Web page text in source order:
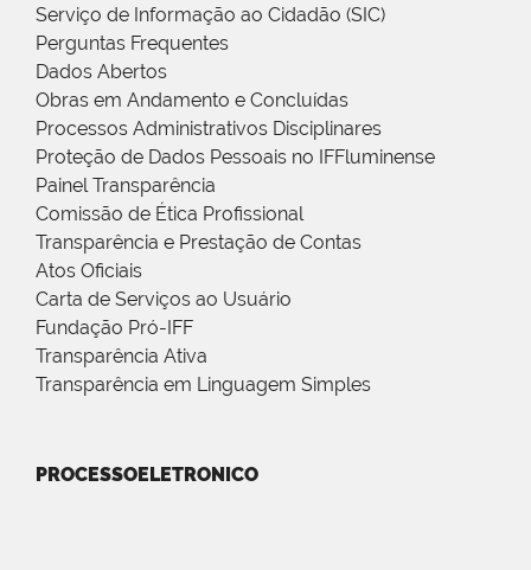
Serviço de Informação ao Cidadão (SIC)
Perguntas Frequentes
Dados Abertos
Obras em Andamento e Concluídas
Processos Administrativos Disciplinares
Proteção de Dados Pessoais no IFFluminense
Painel Transparência
Comissão de Ética Profissional
Transparência e Prestação de Contas
Atos Oficiais
Carta de Serviços ao Usuário
Fundação Pró-IFF
Transparência Ativa
Transparência em Linguagem Simples
PROCESSOELETRONICO